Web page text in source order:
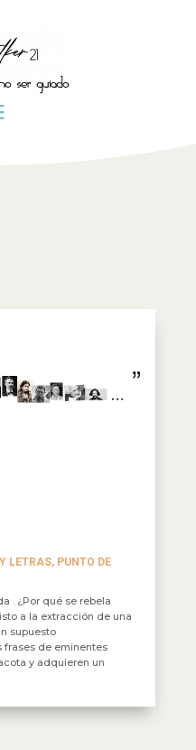
LETRAS, PUNTO DE
. ¿Por qué se rebela
a la extracción de una
supuesto
frases de eminentes
y adquieren un